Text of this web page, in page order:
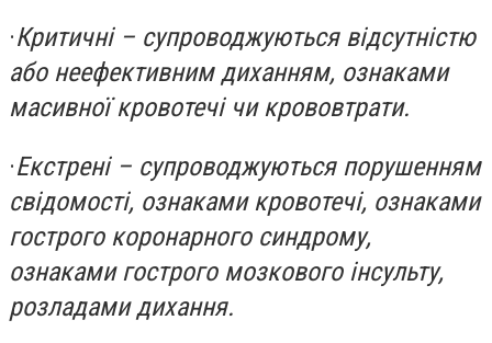
·Критичні – супроводжуються відсутністю
або неефективним диханням, ознаками
масивної кровотечі чи крововтрати.
·Екстрені – супроводжуються порушенням
свідомості, ознаками кровотечі, ознаками
гострого коронарного синдрому,
ознаками гострого мозкового інсульту,
розладами дихання.